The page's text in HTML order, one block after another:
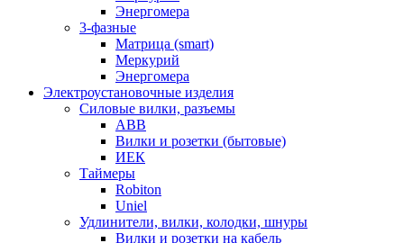
Энергомера
3-фазные
Матрица (smart)
Меркурий
Энергомера
Электроустановочные изделия
Силовые вилки, разъемы
ABB
Вилки и розетки (бытовые)
ИЕК
Таймеры
Robiton
Uniel
Удлинители, вилки, колодки, шнуры
Вилки и розетки на кабель